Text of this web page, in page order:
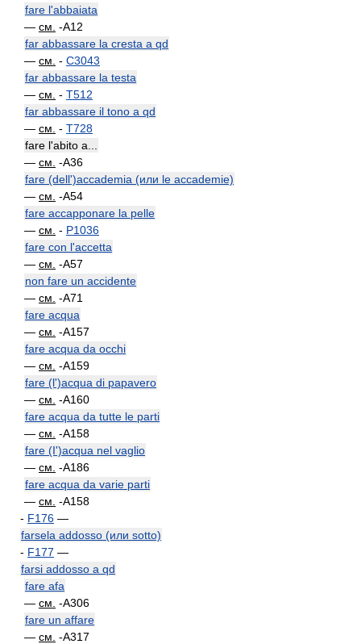
fare l'abbaiata
— см. -A12
far abbassare la cresta a qd
— см. - C3043
far abbassare la testa
— см. - T512
far abbassare il tono a qd
— см. - T728
fare l'abito a...
— см. -A36
fare (dell')accademia (или le accademie)
— см. -A54
fare accapponare la pelle
— см. - P1036
fare con l'accetta
— см. -A57
non fare un accidente
— см. -A71
fare acqua
— см. -A157
fare acqua da occhi
— см. -A159
fare (l')acqua di papavero
— см. -A160
fare acqua da tutte le parti
— см. -A158
fare (I')acqua nel vaglio
— см. -A186
fare acqua da varie parti
— см. -A158
- F176 —
farsela addosso (или sotto)
- F177 —
farsi addosso a qd
fare afa
— см. -A306
fare un affare
— см. -A317